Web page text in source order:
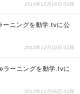
2013年12月14日 01時
ーニングを動学.tvに公
2013年12月10日 01時
ラーニングを動学.tvに
2013年11月06日 01時